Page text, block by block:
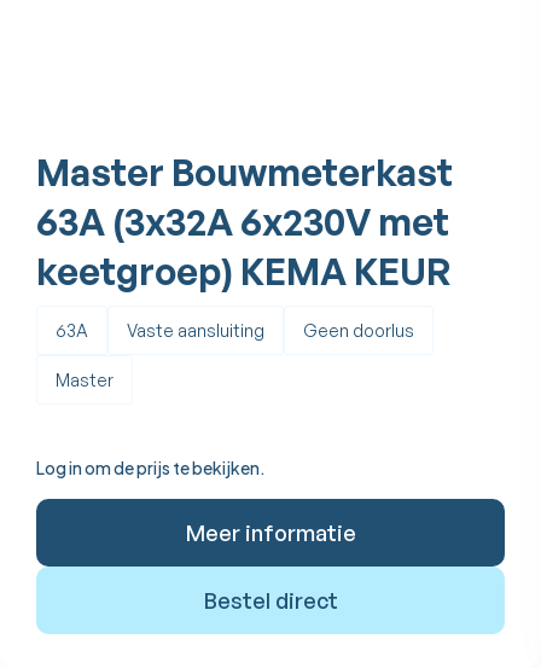
Master Bouwmeterkast
63A (3x32A 6x230V met
keetgroep) KEMA KEUR
63A Vaste aansluiting Geen doorlus
Master
Log in om de prijs te bekijken.
Meer informatie
Bestel direct